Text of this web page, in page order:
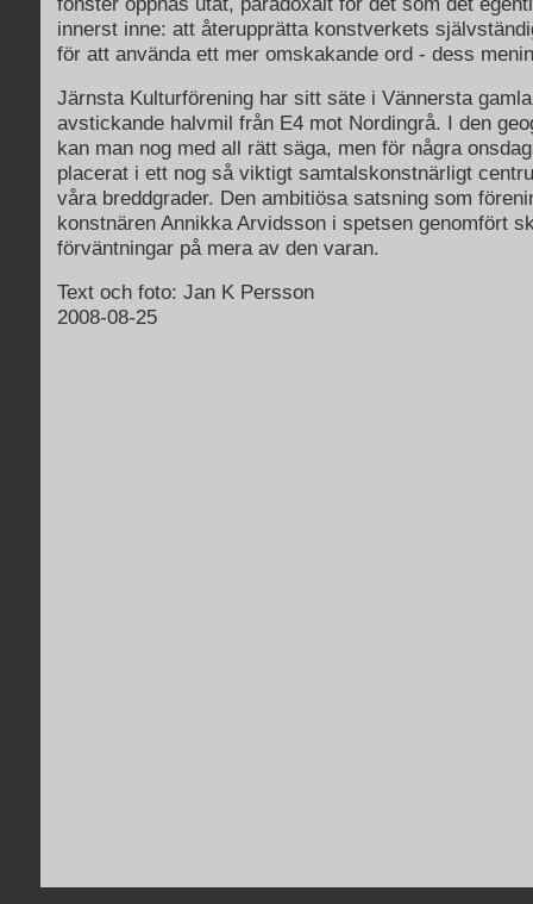
innerst inne: att återupprätta konstverkets
för att använda ett mer omskakande ord - dess
Järnsta Kulturförening har sitt säte i Vännersta
avstickande halvmil från E4 mot Nordingrå. I den
kan man nog med all rätt säga, men för några
placerat i ett nog så viktigt samtalskonstnärligt
våra breddgrader. Den ambitiösa satsning som
konstnären Annikka Arvidsson i spetsen genomfört
förväntningar på mera av den varan.
Text och foto: Jan K Persson
2008-08-25